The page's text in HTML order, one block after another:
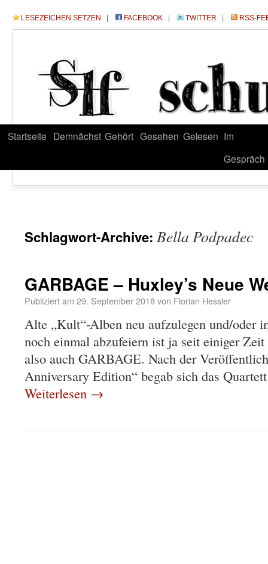
LESEZEICHEN SETZEN FACEBOOK TWITTER RSS-
Startseite Demnächst Gehört Gesehen Gelesen Im
Gespräch
Schlagwort-Archive: Bella Podpadec
GARBAGE – Huxley’s Neue
Publiziert am 29. September 2018von Florian Hessler
Alte „Kult“-Alben neu aufzulegen und/oder
noch einmal abzufeiern ist ja seit einiger
also auch GARBAGE. Nach der
Anniversary Edition“ begab sich das
Weiterlesen →